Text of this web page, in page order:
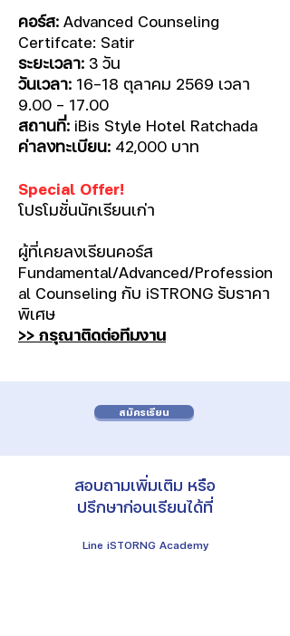
คอร์ส: Advanced Counseling
Certifcate: Satir
ระยะเวลา: 3 วัน
วันเวลา: 16-18 ตุลาคม 2569 เวลา
9.00 - 17.00
สถานที่: iBis Style Hotel Ratchada
ค่าลงทะเบียน: 42,000 บาท
Special Offer!
โปรโมชั่นนักเรียนเก่า
ผู้ที่เคยลงเรียนคอร์ส
Fundamental/Advanced/Profession
al Counseling กับ iSTRONG รับราคา
พิเศษ
>> กรุณาติดต่อทีมงาน
สมัครเรียน
สอบถามเพิ่มเติม หรือ
ปรึกษาก่อนเรียนได้ที่
Line iSTORNG Academy